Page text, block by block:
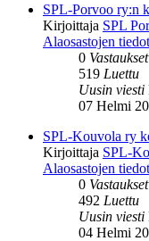
SPL-Porvoo ry:n
Kirjoittaja SPL
Alaosastojen
0 Vastaukset
519 Luettu
Uusin viesti
07 Helmi
SPL-Kouvola ry
Kirjoittaja SPL-
Alaosastojen
0 Vastaukset
492 Luettu
Uusin viesti
04 Helmi